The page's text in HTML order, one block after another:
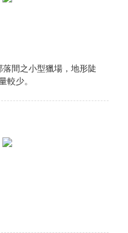
間之小型獵場，地形陡
較少。